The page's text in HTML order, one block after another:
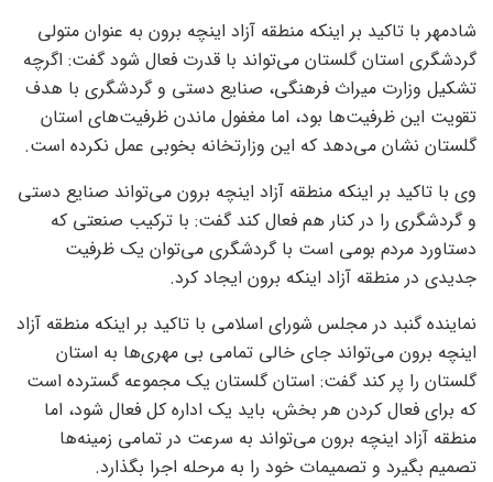
شادمهر با تاکید بر اینکه منطقه آزاد اینچه برون به عنوان متولی
گردشگری استان گلستان می‌تواند با قدرت فعال شود گفت: اگرچه
تشکیل وزارت میراث فرهنگی، صنایع دستی و گردشگری با هدف
تقویت این ظرفیت‌ها بود، اما مغفول ماندن ظرفیت‌های استان
گلستان نشان می‌دهد که این وزارتخانه بخوبی عمل نکرده است.
وی با تاکید بر اینکه منطقه آزاد اینچه برون می‌تواند صنایع دستی
و گردشگری را در کنار هم فعال کند گفت: با ترکیب صنعتی که
دستاورد مردم بومی است با گردشگری می‌توان یک ظرفیت
جدیدی در منطقه آزاد اینکه برون ایجاد کرد.
نماینده گنبد در مجلس شورای اسلامی با تاکید بر اینکه منطقه آزاد
اینچه برون می‌تواند جای خالی تمامی بی مهری‌ها به استان
گلستان را پر کند گفت: استان گلستان یک مجموعه گسترده است
که برای فعال کردن هر بخش، باید یک اداره کل فعال شود، اما
منطقه آزاد اینچه برون می‌تواند به سرعت در تمامی زمینه‌ها
تصمیم بگیرد و تصمیمات خود را به مرحله اجرا بگذارد.